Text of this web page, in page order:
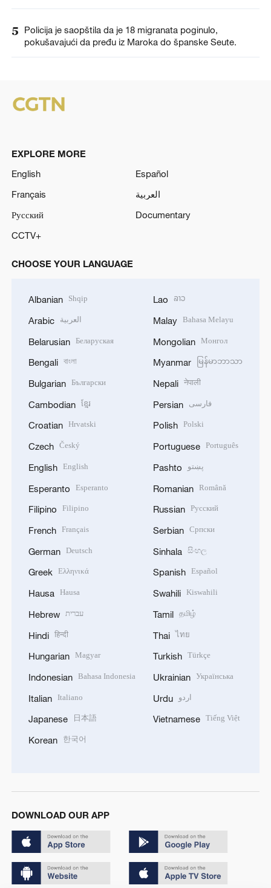
5
Policija je saopštila da je 18 migranata poginulo,
pokušavajući da pređu iz Maroka do španske Seute.
EXPLORE MORE
English
Español
Français
العربية
Русский
Documentary
CCTV+
CHOOSE YOUR LANGUAGE
Albanian Shqip
Arabic العربية
Belarusian Беларуская
Bengali বাংলা
Bulgarian Български
Cambodian ខ្មែរ
Croatian Hrvatski
Czech Český
English English
Esperanto Esperanto
Filipino Filipino
French Français
German Deutsch
Greek Ελληνικά
Hausa Hausa
Hebrew עברית
Hindi हिन्दी
Hungarian Magyar
Indonesian Bahasa Indonesia
Italian Italiano
Japanese 日本語
Korean 한국어
Lao ລາວ
Malay Bahasa Melayu
Mongolian Монгол
Myanmar မြန်မာဘာသာ
Nepali नेपाली
Persian فارسی
Polish Polski
Portuguese Português
Pashto پښتو
Romanian Română
Russian Русский
Serbian Српски
Sinhala සිංහල
Spanish Español
Swahili Kiswahili
Tamil தமிழ்
Thai ไทย
Turkish Türkçe
Ukrainian Українська
Urdu اردو
Vietnamese Tiếng Việt
DOWNLOAD OUR APP